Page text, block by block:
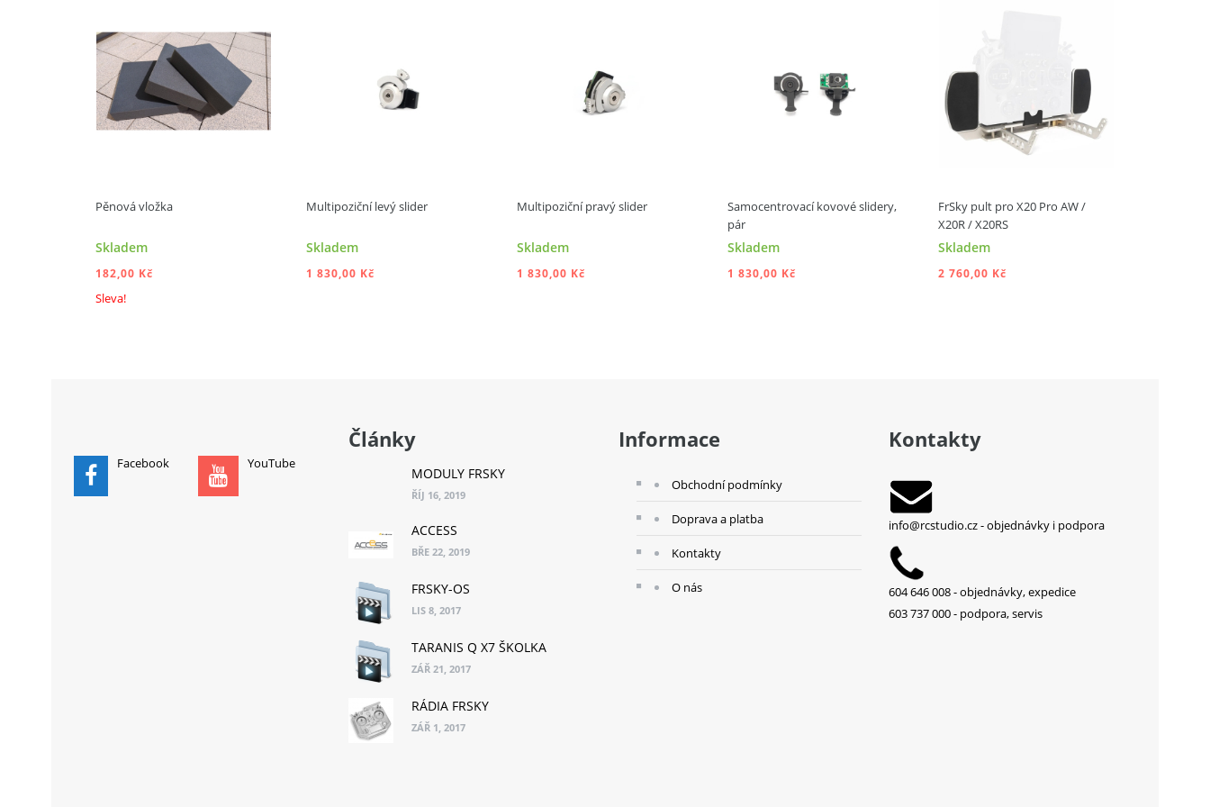
Pěnová vložka
Skladem
182,00 Kč
Sleva!
Multipoziční levý slider
Skladem
1 830,00 Kč
Multipoziční pravý slider
Skladem
1 830,00 Kč
Samocentrovací kovové slidery,
pár
Skladem
1 830,00 Kč
FrSky pult pro X20 Pro AW /
X20R / X20RS
Skladem
2 760,00 Kč
Facebook YouTube
Články
MODULY FRSKY
ŘÍJ 16, 2019
ACCESS
BŘE 22, 2019
FRSKY-OS
LIS 8, 2017
TARANIS Q X7 ŠKOLKA
ZÁŘ 21, 2017
RÁDIA FRSKY
ZÁŘ 1, 2017
Informace
Obchodní podmínky
Doprava a platba
Kontakty
O nás
Kontakty
info@rcstudio.cz- objednávky i podpora
604 646 008 - objednávky, expedice
603 737 000 - podpora, servis